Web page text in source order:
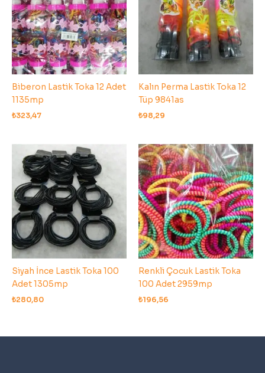
Biberon Lastik Toka 12 Adet
1135mp
₺323,47
Kalın Perma Lastik Toka 12
Tüp 9841as
₺98,29
Siyah İnce Lastik Toka 100
Adet 1305mp
₺280,80
Renkli Çocuk Lastik Toka
100 Adet 2959mp
₺196,56